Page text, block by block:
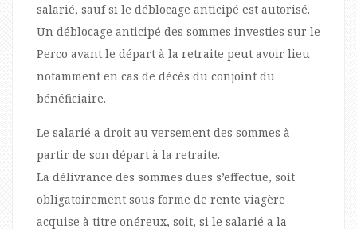
salarié, sauf si le déblocage anticipé est autorisé.
Un déblocage anticipé des sommes investies sur le
Perco avant le départ à la retraite peut avoir lieu
notamment en cas de décès du conjoint du
bénéficiaire.
Le salarié a droit au versement des sommes à
partir de son départ à la retraite.
La délivrance des sommes dues s’effectue, soit
obligatoirement sous forme de rente viagère
acquise à titre onéreux, soit, si le salarié a la